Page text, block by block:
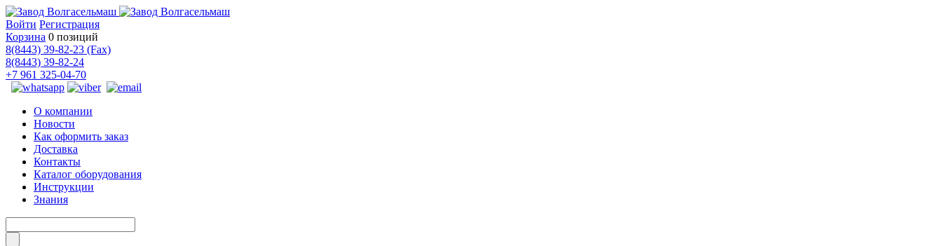
Войти Регистрация
Корзина 0 позиций
8(8443) 39-82-23 (Fax)
8(8443) 39-82-24
+7 961 325-04-70
О компании
Новости
Как оформить заказ
Доставка
Контакты
Каталог оборудования
Инструкции
Знания